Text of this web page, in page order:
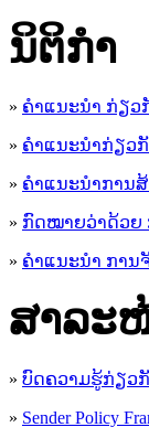
ນິ​ຕິ​ກໍາ
» ຄໍາແນະນໍາ ກ່ຽວ
» ຄຳແນະນຳກ່ຽວ
» ຄຳແນະນຳການ
» ກົດໝາຍວ່າດ້ວຍ
» ຄຳແນະນຳ ການ
ສາລະ
» ບົດຄວາມຮູ້ກ່ຽວກັ
» Sender Policy